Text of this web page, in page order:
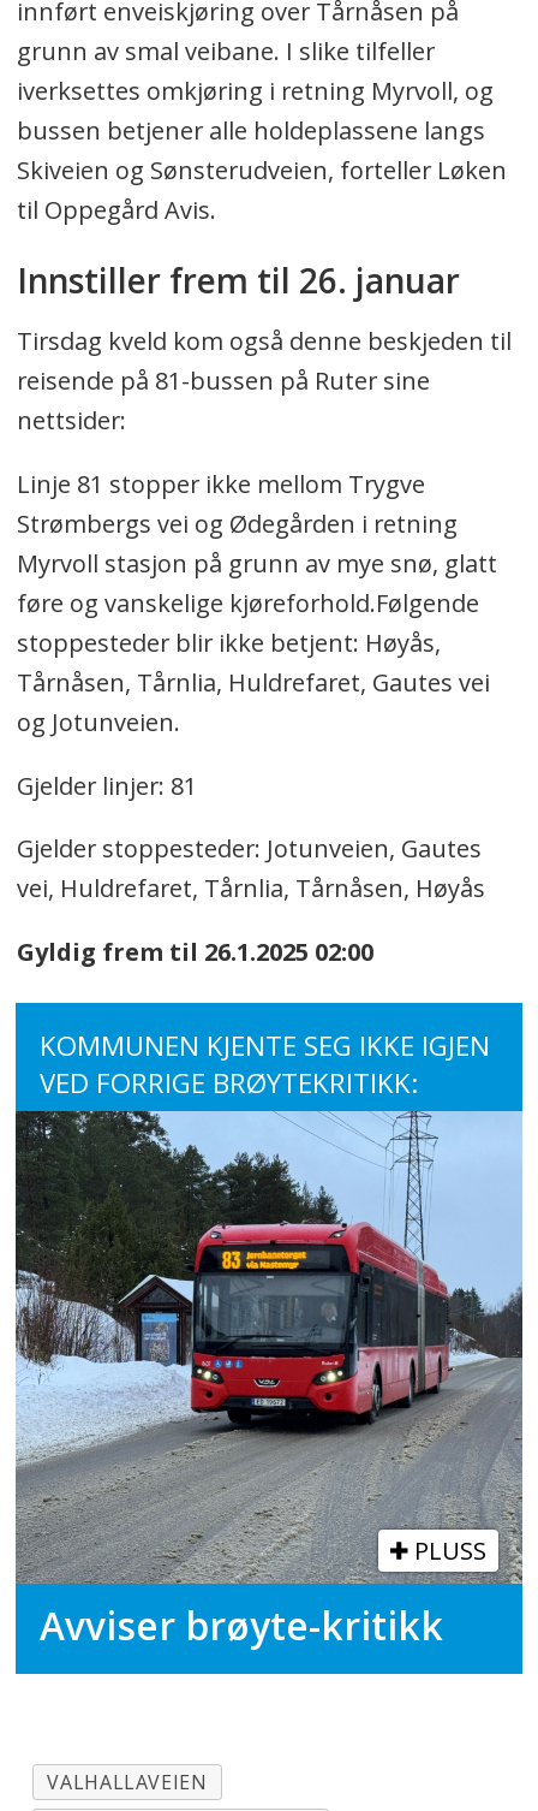
innført enveiskjøring over Tårnåsen på
grunn av smal veibane. I slike tilfeller
iverksettes omkjøring i retning Myrvoll, og
bussen betjener alle holdeplassene langs
Skiveien og Sønsterudveien, forteller Løken
til Oppegård Avis.
Innstiller frem til 26. januar
Tirsdag kveld kom også denne beskjeden til
reisende på 81-bussen på Ruter sine
nettsider:
Linje 81 stopper ikke mellom Trygve
Strømbergs vei og Ødegården i retning
Myrvoll stasjon på grunn av mye snø, glatt
føre og vanskelige kjøreforhold.Følgende
stoppesteder blir ikke betjent: Høyås,
Tårnåsen, Tårnlia, Huldrefaret, Gautes vei
og Jotunveien.
Gjelder linjer: 81
Gjelder stoppesteder: Jotunveien, Gautes
vei, Huldrefaret, Tårnlia, Tårnåsen, Høyås
Gyldig frem til 26.1.2025 02:00
KOMMUNEN KJENTE SEG IKKE IGJEN
VED FORRIGE BRØYTEKRITIKK:
PLUSS
Avviser brøyte-kritikk
VALHALLAVEIEN